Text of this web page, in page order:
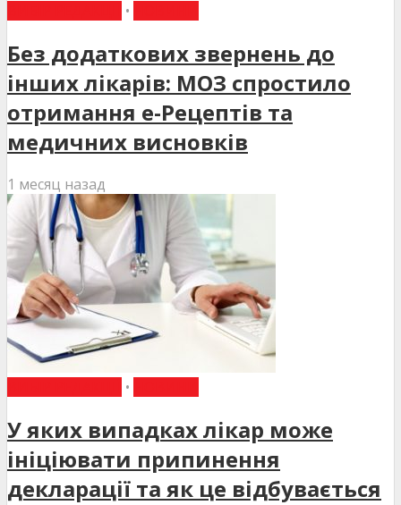
•
Без додаткових звернень до
інших лікарів: МОЗ спростило
отримання е-Рецептів та
медичних висновків
1 месяц назад
•
У яких випадках лікар може
ініціювати припинення
декларації та як це відбувається